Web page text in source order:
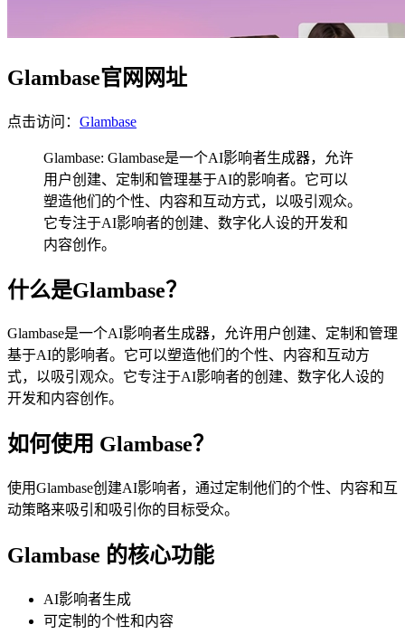
Glambase官网网址
点击访问： Glambase
Glambase: Glambase是一个AI影响者生成器，允许
用户创建、定制和管理基于AI的影响者。它可以
塑造他们的个性、内容和互动方式，以吸引观众。
它专注于AI影响者的创建、数字化人设的开发和
内容创作。
什么是Glambase？
Glambase是一个AI影响者生成器，允许用户创建、定制和管理
基于AI的影响者。它可以塑造他们的个性、内容和互动方
式，以吸引观众。它专注于AI影响者的创建、数字化人设的
开发和内容创作。
如何使用 Glambase？
使用Glambase创建AI影响者，通过定制他们的个性、内容和互
动策略来吸引和吸引你的目标受众。
Glambase 的核心功能
AI影响者生成
可定制的个性和内容